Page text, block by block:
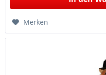
Merken